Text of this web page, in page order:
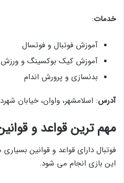
خدمات:
آموزش فوتبال و فوتسال
آموزش کیک بوکسینگ و
بدنسازی و پرورش اندام
آدرس: اسلامشهر، واوان، خیابان شهرداری،
مهم ترین قواعد و
فوتبال دارای قواعد و قوانین
این بازی انجام می شود.